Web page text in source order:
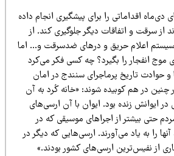
اقداماتی را برای پیشگیری انجام داده
و اتفاقات دیگر جلوگیری کند. از
اعلام حریق و درهای ضدسرقت و… اما
را بگیرد؟ چه کسی فکر می‌کرد
تاریخ پرماجرای سنندج در امان
در هم کوبیده شوند: «خانه کُرد به آن
زنده بود. ایوان با آن ارسی‌های
بیشتر از اجراهای موسیقی که در
به یاد می‌آورند. ارسی‌هایی که دیگر در
نفیس‌ترین ارسی‌های کشور بودند.»